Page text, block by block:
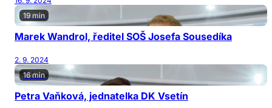
19 min
Marek Wandrol, ředitel SOŠ Josefa Sousedíka
2. 9. 2024
16 min
Petra Vaňková, jednatelka DK Vsetín